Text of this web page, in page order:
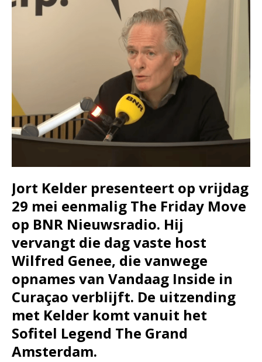
Jort Kelder presenteert op vrijdag
29 mei eenmalig The Friday Move
op BNR Nieuwsradio. Hij
vervangt die dag vaste host
Wilfred Genee, die vanwege
opnames van Vandaag Inside in
Curaçao verblijft. De uitzending
met Kelder komt vanuit het
Sofitel Legend The Grand
Amsterdam.